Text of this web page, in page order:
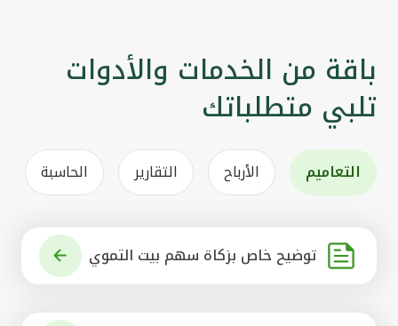
باقة من الخدمات والأدوات
تلبي متطلباتك
التعاميم الأرباح التقارير الحاسبة
توضيح خاص بزكاة سهم بيت التموي